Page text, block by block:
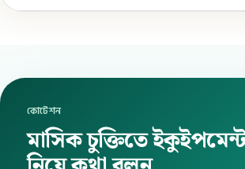
কোটেশন
মাসিক চুক্তিতে